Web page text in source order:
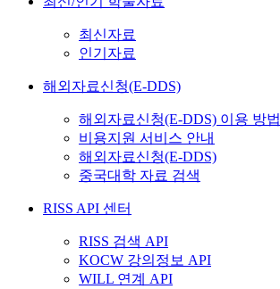
최신자료
인기자료
해외자료신청(E-DDS)
해외자료신청(E-DDS) 이용 방법
비용지원 서비스 안내
해외자료신청(E-DDS)
중국대학 자료 검색
RISS API 센터
RISS 검색 API
KOCW 강의정보 API
WILL 연계 API